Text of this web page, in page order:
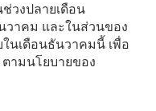
วงปลายเดือน
วาคม และในส่วนของ
นเดือนธันวาคมนี้ เพื่อ
ามนโยบายของ